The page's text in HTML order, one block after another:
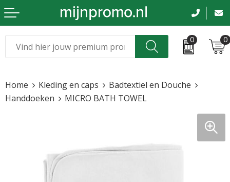
0 0
Kleding & caps
Tassen en reizen
Sinterklaas
Home Kleding en caps
Badtextiel en Douche
Handdoeken
MICRO BATH TOWEL